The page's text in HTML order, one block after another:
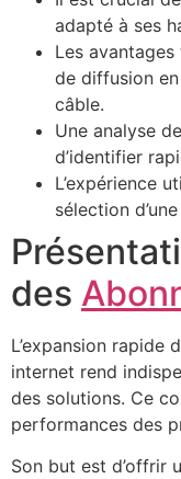
adapté à ses
Les
de diffusion
câble.
Une analyse
d’identifier
L’expérience
sélection
des
L’expansion rapide
internet rend
des solutions. Ce
performances des
Son but est d’offrir